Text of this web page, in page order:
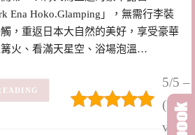
Ena Hoko.Glamping」，無需行李裝
，重返日本大自然的美好，享受豪華
火、看滿天星空、浴場泡溫…
5/5 –
(2
votes)
(2)